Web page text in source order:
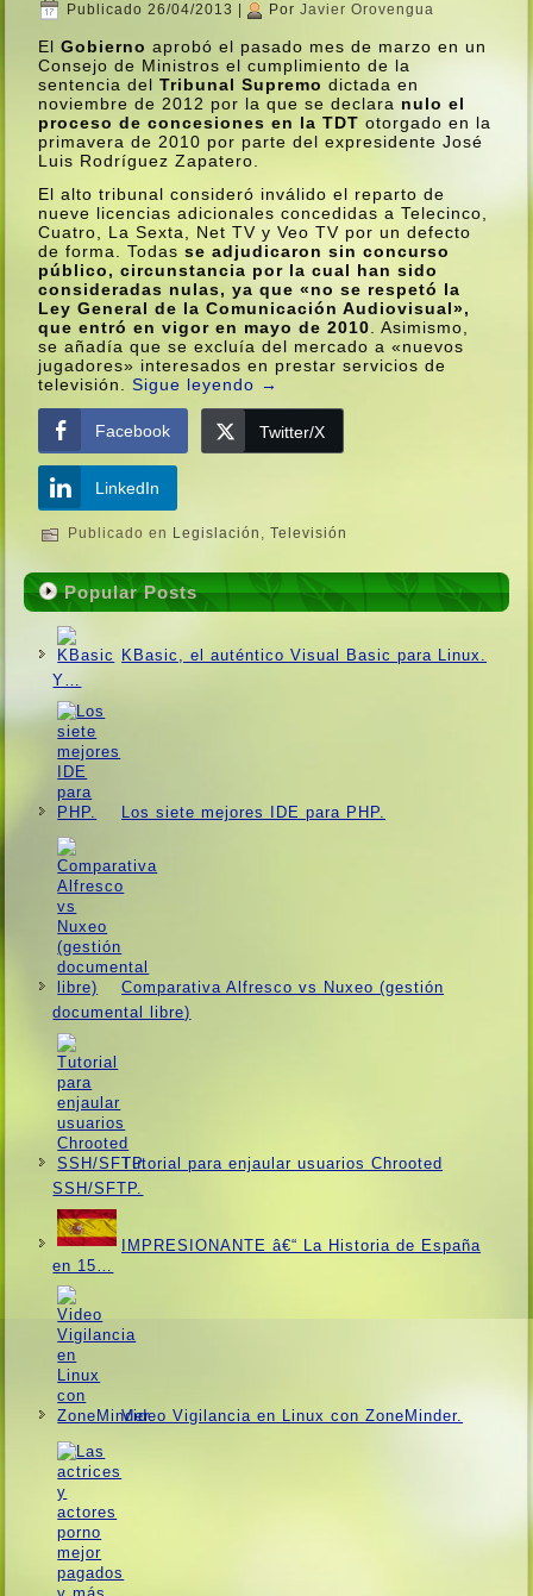
Publicado 26/04/2013 Por Javier Orovengua
ElGobierno aprobó el pasado mes de marzo en un
Consejo de Ministros el cumplimiento de la
sentencia delTribunal Supremo dictada en
noviembre de 2012 por la que se declara nulo el
proceso de concesiones en la TDT otorgado en la
primavera de 2010 por parte del expresidente José
Luis Rodrí­guez Zapatero.
El alto tribunal consideró inválido el reparto de
nueve licencias adicionales concedidas a Telecinco,
Cuatro, La Sexta, Net TV y Veo TV por un defecto
de forma. Todasse adjudicaron sin concurso
público, circunstancia por la cual han sido
consideradas nulas, ya que «no se respetó la
Ley General de la Comunicación Audiovisual»,
que entró en vigor en mayo de 2010 . Asimismo,
se añadí­a que se excluí­a del mercado a «nuevos
jugadores» interesados en prestar servicios de
televisión.Sigue leyendo →
Facebook Twitter/X
LinkedIn
Publicado en Legislación ,Televisión
Popular Posts
KBasic, el auténtico Visual Basic para Linux.
Y…
Los siete mejores IDE para PHP.
Comparativa Alfresco vs Nuxeo (gestión
documental libre)
Tutorial para enjaular usuarios Chrooted
SSH/SFTP.
IMPRESIONANTE â€“ La Historia de España
en 15…
Video Vigilancia en Linux con ZoneMinder.